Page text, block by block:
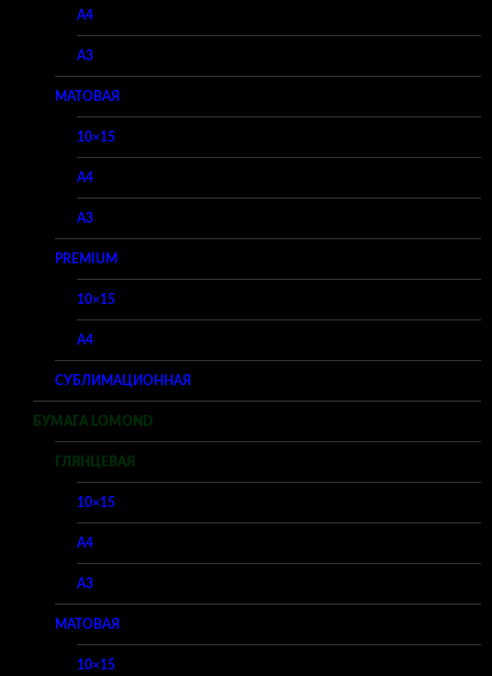
A4
A3
МАТОВАЯ
10×15
A4
A3
PREMIUM
10×15
A4
СУБЛИМАЦИОННАЯ
БУМАГА LOMOND
ГЛЯНЦЕВАЯ
10×15
A4
A3
МАТОВАЯ
10×15